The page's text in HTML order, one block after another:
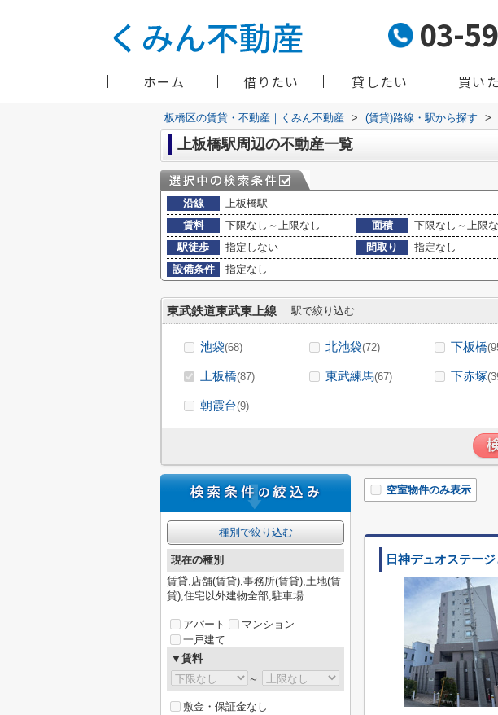
03-
ホーム 借りたい 貸したい 買い
板橋区の賃貸・不動産｜くみん不動産 > (賃貸)路線・駅から探す >
上板橋駅周辺の不動産一覧
沿線
上板橋駅
賃料
下限なし～上限なし 面積 下限なし～上限
駅徒歩
指定しない 間取り
指定なし
設備条件
指定なし
東武鉄道東武東上線 駅で絞り込む
池袋(68) 北池袋(72) 下板橋
上板橋(87) 東武練馬(67) 下赤塚
朝霞台(9)
空室物件のみ表示
日神デュオステー
種別で絞り込む
現在の種別
賃貸,店舗(賃貸),事務所(賃貸),土地(賃
貸),住宅以外建物全部,駐車場
アパート
マンション
一戸建て
▼賃料
～
敷金・保証金なし